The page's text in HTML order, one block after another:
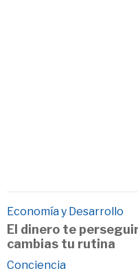
Economía y Desarrollo
El dinero te
cambias tu rutina
Conciencia